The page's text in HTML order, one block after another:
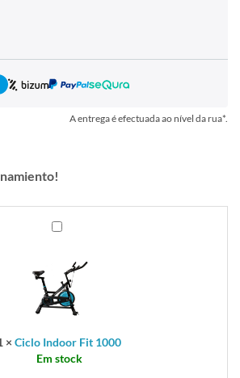
A entrega é efectuada ao nível da rua*.
× Ciclo Indoor Fit 1000
Em stock